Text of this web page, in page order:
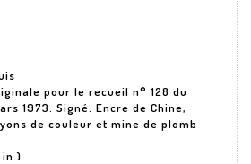
pour le recueil n° 128 du
1973. Signé. Encre de Chine,
de couleur et mine de plomb
in.)